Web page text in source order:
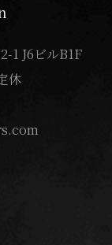
1 J6ビルB1F
休